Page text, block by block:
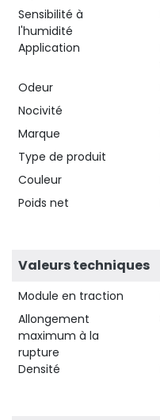
Sensibilité à
l'humidité
Application
Odeur
Nocivité
Marque
Type de produit
Couleur
Poids net
Valeurs techniques
Module en traction
Allongement
maximum à la
rupture
Densité